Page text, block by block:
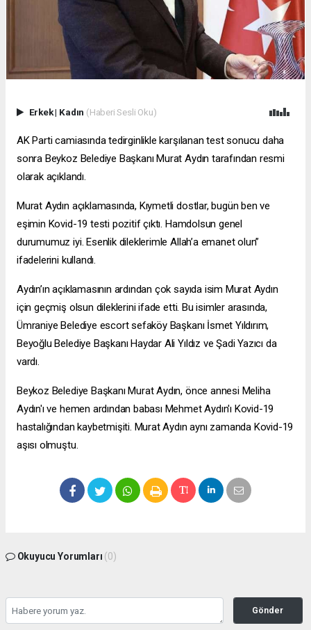
Erkek| Kadın (Haberi Sesli Oku)
AK Parti camiasında tedirginlikle karşılanan test sonucu daha
sonra Beykoz Belediye Başkanı Murat Aydın tarafından resmi
olarak açıklandı.
Murat Aydın açıklamasında, Kıymetli dostlar, bugün ben ve
eşimin Kovid-19 testi pozitif çıktı. Hamdolsun genel
durumumuz iyi. Esenlik dileklerimle Allah’a emanet olun”
ifadelerini kullandı.
Aydın’ın açıklamasının ardından çok sayıda isim Murat Aydın
için geçmiş olsun dileklerini ifade etti. Bu isimler arasında,
Ümraniye Belediye escort sefaköyBaşkanı İsmet Yıldırım,
Beyoğlu Belediye Başkanı Haydar Ali Yıldız ve Şadi Yazıcı da
vardı.
Beykoz Belediye Başkanı Murat Aydın, önce annesi Meliha
Aydın'ı ve hemen ardından babası Mehmet Aydın'ı Kovid-19
hastalığından kaybetmişiti. Murat Aydın aynı zamanda Kovid-19
aşısı olmuştu.
Okuyucu Yorumları (0)
Gönder